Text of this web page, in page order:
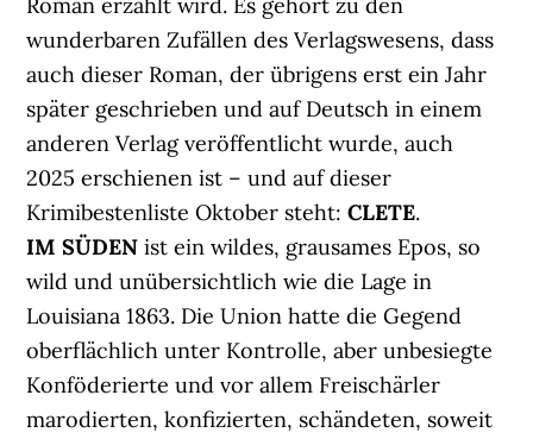
wunderbaren Zufällen des Verlagswesens, dass
auch dieser Roman, der übrigens erst ein Jahr
später geschrieben und auf Deutsch in einem
anderen Verlag veröffentlicht wurde, auch
2025 erschienen ist – und auf dieser
Krimibestenliste Oktober steht:CLETE.
IM SÜDEN ist ein wildes, grausames Epos, so
wild und unübersichtlich wie die Lage in
Louisiana 1863. Die Union hatte die Gegend
oberflächlich unter Kontrolle, aber unbesiegte
Konföderierte und vor allem Freischärler
marodierten, konfizierten, schändeten, soweit